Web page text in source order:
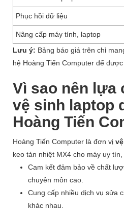
Phục hồi dữ liệu
Nâng cấp máy tính, laptop
Lưu ý: Bảng báo giá trên chỉ
hệ Hoàng Tiến Computer để
Vì sao nên lựa
vệ sinh laptop
Hoàng Tiến
Hoàng Tiến Computer là đơn vị
keo tản nhiệt MX4 cho máy uy
Cam kết đảm bảo về chất
chuyên môn cao.
Cung cấp nhiều dịch vụ sửa
khác nhau.